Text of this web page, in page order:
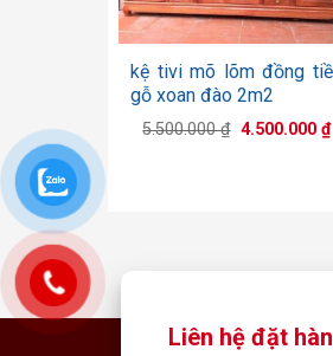
+
kệ tivi mõ lõm đồng
gỗ xoan đào 2m2
5.500.000₫ Giá
4.500.000 ₫
Liên hệ đặt